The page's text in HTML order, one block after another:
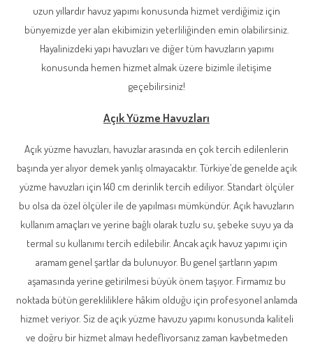
uzun yıllardır havuz yapımı konusunda hizmet verdiğimiz için
bünyemizde yer alan ekibimizin yeterliliğinden emin olabilirsiniz.
Hayalinizdeki yapı havuzları ve diğer tüm havuzların yapımı
konusunda hemen hizmet almak üzere bizimle iletişime
geçebilirsiniz!
Açık Yüzme Havuzları
Açık yüzme havuzları, havuzlar arasında en çok tercih edilenlerin
başında yer alıyor demek yanlış olmayacaktır. Türkiye’de genelde açık
yüzme havuzları için 140 cm derinlik tercih ediliyor. Standart ölçüler
bu olsa da özel ölçüler ile de yapılması mümkündür. Açık havuzların
kullanım amaçları ve yerine bağlı olarak tuzlu su, şebeke suyu ya da
termal su kullanımı tercih edilebilir. Ancak açık havuz yapımı için
aramam genel şartlar da bulunuyor. Bu genel şartların yapım
aşamasında yerine getirilmesi büyük önem taşıyor. Firmamız bu
noktada bütün gerekliliklere hâkim olduğu için profesyonel anlamda
hizmet veriyor. Siz de açık yüzme havuzu yapımı konusunda kaliteli
ve doğru bir hizmet almayı hedefliyorsanız zaman kaybetmeden